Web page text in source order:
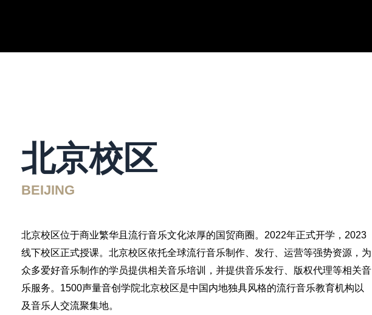
北京校区
BEIJING
北京校区位于商业繁华且流行音乐文化浓厚的国贸商圈。2022年正式开学，2023
线下校区正式授课。北京校区依托全球流行音乐制作、发行、运营等强势资源，为
众多爱好音乐制作的学员提供相关音乐培训，并提供音乐发行、版权代理等相关音
乐服务。1500声量音创学院北京校区是中国内地独具风格的流行音乐教育机构以
及音乐人交流聚集地。